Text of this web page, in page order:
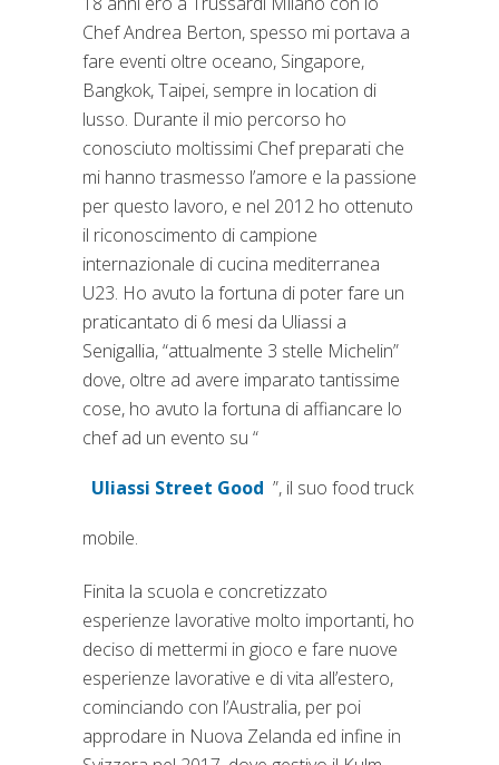
Chef Andrea Berton, spesso mi portava a
fare eventi oltre oceano, Singapore,
Bangkok, Taipei, sempre in location di
lusso. Durante il mio percorso ho
conosciuto moltissimi Chef preparati che
mi hanno trasmesso l’amore e la passione
per questo lavoro, e nel 2012 ho ottenuto
il riconoscimento di campione
internazionale di cucina mediterranea
U23. Ho avuto la fortuna di poter fare un
praticantato di 6 mesi da Uliassi a
Senigallia, “attualmente 3 stelle Michelin”
dove, oltre ad avere imparato tantissime
cose, ho avuto la fortuna di affiancare lo
chef ad un evento su “
Uliassi Street Good
(si apre in una nuova scheda)
”, il suo food truck
mobile.
Finita la scuola e concretizzato
esperienze lavorative molto importanti, ho
deciso di mettermi in gioco e fare nuove
esperienze lavorative e di vita all’estero,
cominciando con l’Australia, per poi
approdare in Nuova Zelanda ed infine in